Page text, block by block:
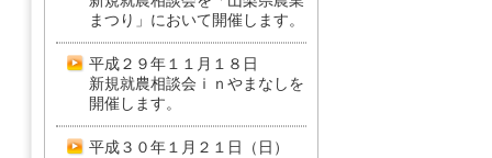
まつり」において開催します。
平成２９年１１月１８日
新規就農相談会ｉｎやまなしを
開催します。
平成３０年１月２１日（日）